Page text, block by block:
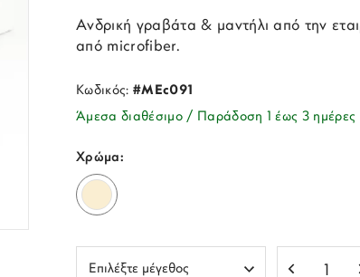
Ανδρική γραβάτα & μαντήλι από την
από microfiber.
Κωδικός:#MEc091
Άμεσα διαθέσιμο / Παράδοση 1 έως 3 ημέρες
Χρώμα: